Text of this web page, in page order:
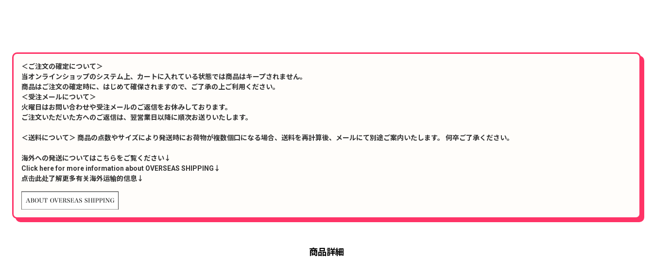
＜ご注文の確定について＞
当オンラインショップのシステム上、カートに入れている状態では商品はキープされません。
商品はご注文の確定時に、はじめて確保されますので、ご了承の上ご利用ください。
＜受注メールについて＞
火曜日はお問い合わせや受注メールのご返信をお休みしております。
ご注文いただいた方へのご返信は、翌営業日以降に順次お送りいたします。
＜送料について＞ 商品の点数やサイズにより発送時にお荷物が複数個口になる場合、送料を再計算後、メールにて別途ご案内いたします。 何卒ご了承ください。
海外への発送についてはこちらをご覧ください↓
Click here for more information about OVERSEAS SHIPPING↓
点击此处了解更多有关海外运输的信息↓
商品詳細